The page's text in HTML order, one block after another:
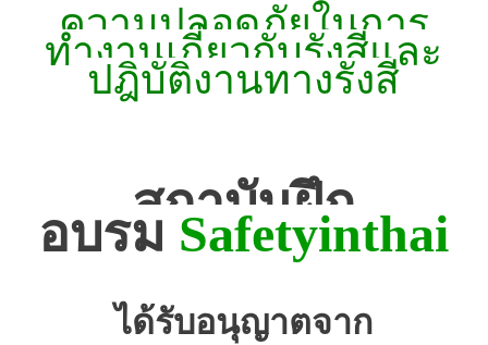
ความปลอดภัยในการ
ทำงานเกี่ยวกับรังสีและ
ปฎิบัติงานทางรังสี
สถาบันฝึก
อบรม Safetyinthai
ได้รับอนุญาตจาก